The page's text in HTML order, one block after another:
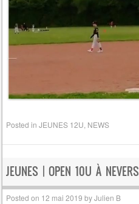
Posted inJEUNES 12U NEWS
JEUNES | OPEN 10U À NEVERS
Posted on 12 mai 2019 byJulien B